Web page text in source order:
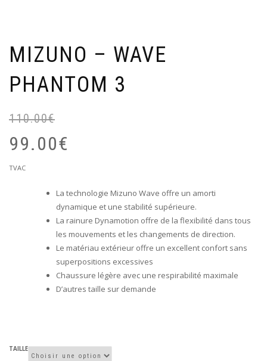
MIZUNO – WAVE
PHANTOM 3
110.00€
99.00€
Le
TVAC
La technologie Mizuno Wave offre un amorti
dynamique et une stabilité supérieure.
La rainure Dynamotion offre de la flexibilité dans tous
les mouvements et les changements de direction.
Le matériau extérieur offre un excellent confort sans
superpositions excessives
Chaussure légère avec une respirabilité maximale
D’autres taille sur demande
TAILLE